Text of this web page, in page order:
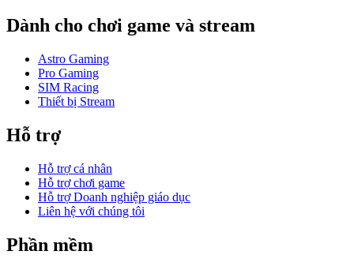
Dành cho chơi game và stream
Astro Gaming
Pro Gaming
SIM Racing
Thiết bị Stream
Hỗ trợ
Hỗ trợ cá nhân
Hỗ trợ chơi game
Hỗ trợ Doanh nghiệp giáo dục
Liên hệ với chúng tôi
Phần mềm